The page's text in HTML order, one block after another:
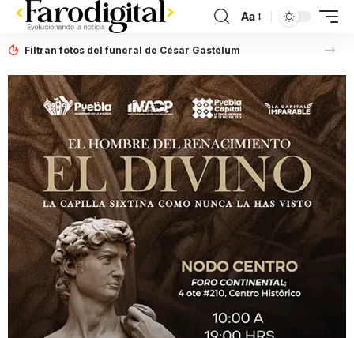
Aa
Filtran fotos del funeral de César Gastélum